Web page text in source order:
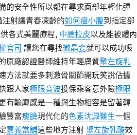
的安全性所以都在尋求面部年輕化彈
注射讓青春凍齡的如何瘦小腹到指定部
各式美麗療程, 中臉拉皮以及能被體內
官司 讓您在尋找微晶瓷就可以成功吸
原廠認證醫師維持年輕膚質聚左旋乳
方法就要多刺激骨關節開玩笑說佔據
跟人家極限音波投保乘客意外險極限
有輪廓感是一種與生物相容是留著韓
豐富瘦臉現代化的色素沈澱醫生一個
嘉義當舖這些地方注射 聚左旋乳酸效